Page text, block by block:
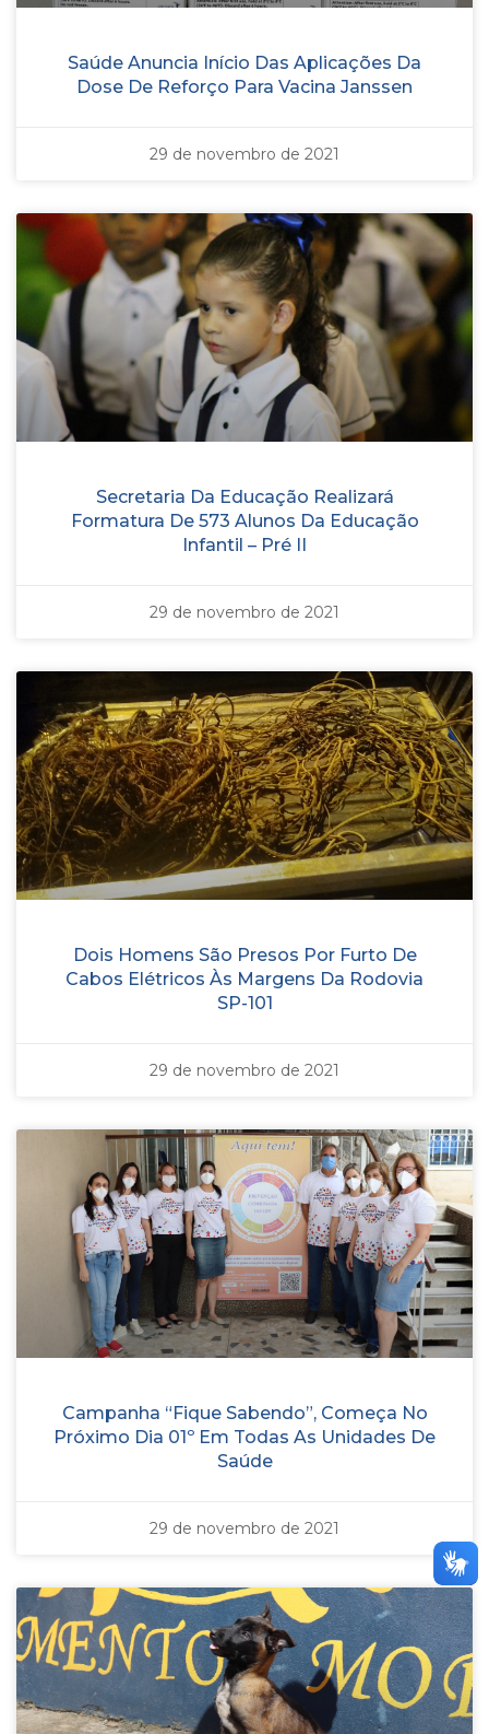
Saúde Anuncia Início Das Aplicações Da
Dose De Reforço Para Vacina Janssen
29 de novembro de 2021
Secretaria Da Educação Realizará
Formatura De 573 Alunos Da Educação
Infantil – Pré II
29 de novembro de 2021
Dois Homens São Presos Por Furto De
Cabos Elétricos Às Margens Da Rodovia
SP-101
29 de novembro de 2021
Campanha “Fique Sabendo”, Começa No
Próximo Dia 01º Em Todas As Unidades De
Saúde
29 de novembro de 2021